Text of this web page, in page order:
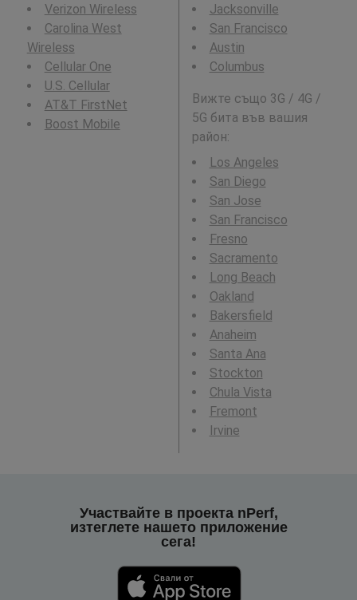
Verizon Wireless
Carolina West
Wireless
Cellular One
U.S. Cellular
AT&T FirstNet
Boost Mobile
Jacksonville
San Francisco
Austin
Columbus
Вижте също 3G / 4G /
5G бита във вашия
район:
Los Angeles
San Diego
San Jose
San Francisco
Fresno
Sacramento
Long Beach
Oakland
Bakersfield
Anaheim
Santa Ana
Stockton
Chula Vista
Fremont
Irvine
Участвайте в проекта nPerf,
изтеглете нашето приложение
сега!